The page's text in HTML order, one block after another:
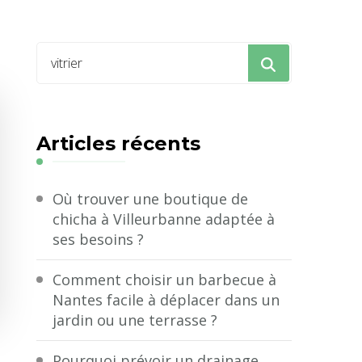
Vous
?
Articles récents
Où trouver une boutique de
chicha à Villeurbanne adaptée à
ses besoins ?
Comment choisir un barbecue à
Nantes facile à déplacer dans un
jardin ou une terrasse ?